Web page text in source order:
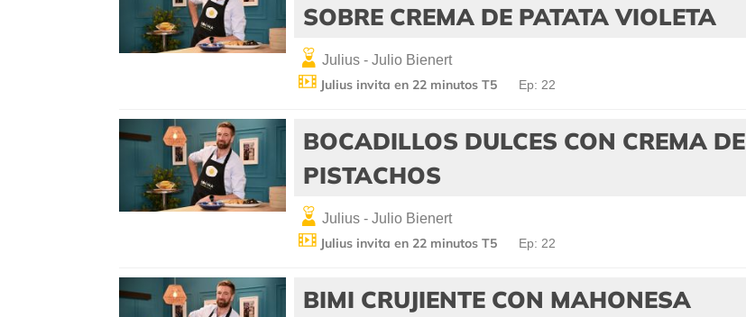
SOBRE CREMA DE PATATA VIOLETA
Julius - Julio Bienert
Julius invita en 22 minutos T5 Ep: 22
BOCADILLOS DULCES CON CREMA DE
PISTACHOS
Julius - Julio Bienert
Julius invita en 22 minutos T5 Ep: 22
BIMI CRUJIENTE CON MAHONESA